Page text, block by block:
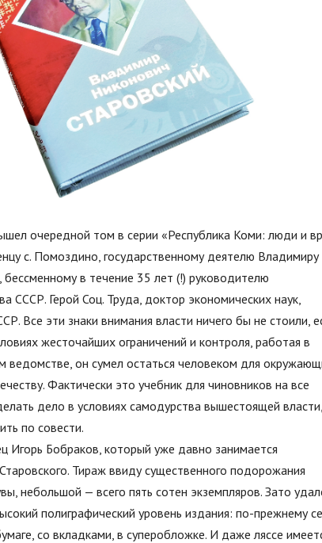
очередной том в серии «Республика Коми: люди и
с. Помоздино, государственному деятелю Владимиру
в течение 35 лет (!) руководителю
СССР. Герой Соц. Труда, доктор экономических наук,
Все эти знаки внимания власти ничего бы не стоили,
жесточайших ограничений и контроля, работая в
ведомстве, он сумел остаться человеком для
Фактически это учебник для чиновников на все
дело в условиях самодурства вышестоящей
по совести.
Игорь Бобраков, который уже давно занимается
Тираж ввиду существенного подорожания
небольшой — всего пять сотен экземпляров. Зато
полиграфический уровень издания: по-прежнему
со вкладками, в суперобложке. И даже ляссе